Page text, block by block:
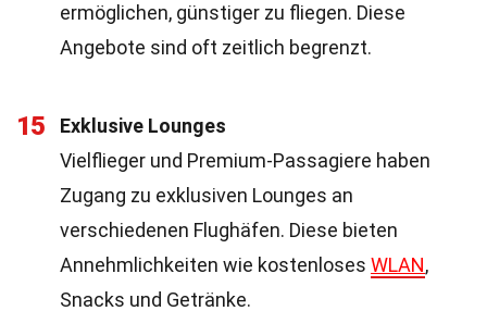
ermöglichen, günstiger zu fliegen. Diese
Angebote sind oft zeitlich begrenzt.
15
Exklusive Lounges
Vielflieger und Premium-Passagiere haben
Zugang zu exklusiven Lounges an
verschiedenen Flughäfen. Diese bieten
Annehmlichkeiten wie kostenloses WLAN,
Snacks und Getränke.